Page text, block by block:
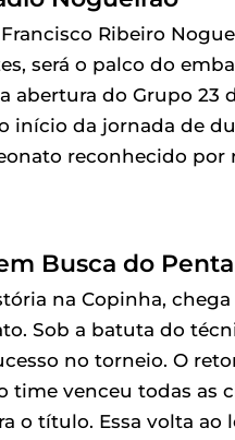
Ribeiro
será o palco do
abertura do Grupo
início da jornada de
reconhecido
Busca do Penta
na Copinha,
Sob a batuta do
no torneio. O
time venceu todas
o título. Essa volta